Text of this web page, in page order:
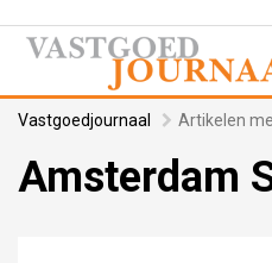
Vastgoedjournaal Artikelen
Amsterdam